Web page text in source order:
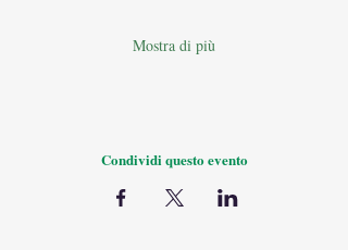
Mostra di più
Condividi questo evento